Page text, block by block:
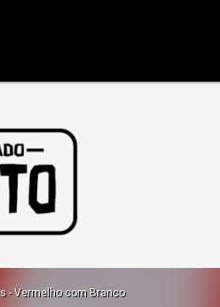
- Vermelho com Branco